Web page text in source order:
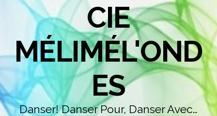
CIE
MÉLIMÉL'OND
ES
Danser! Danser Pour, Danser Avec…